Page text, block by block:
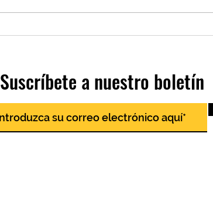
Un último
Suscríbete a nuestro boletín